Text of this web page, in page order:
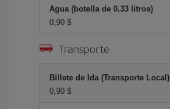
Agua (botella de 0.33 litros)
0,90 $
Transporte
Billete de Ida (Transporte Local)
0,90 $